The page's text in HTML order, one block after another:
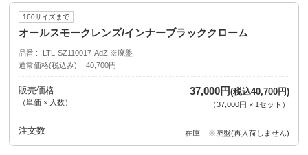
160サイズまで
オールスモークレンズ/インナーブラッククローム
品番
LTL-SZ110017-AdZ ※廃盤
通常価格(税込み)
40,700円
販売価格
（単価 × 入数）
37,000円(税込40,700円)
（37,000円 × 1セット ）
注文数 在庫 ※廃盤(再入荷しません)